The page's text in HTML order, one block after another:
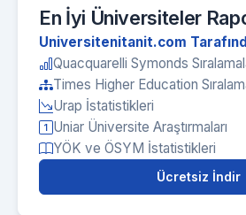
En İyi Üniversiteler
Universitenitanit.com
Quacquarelli Symonds
Times Higher Education
Urap İstatistikleri
Uniar Üniversite Araştırmaları
YÖK ve ÖSYM İstatistikleri
Ücretsiz İndir